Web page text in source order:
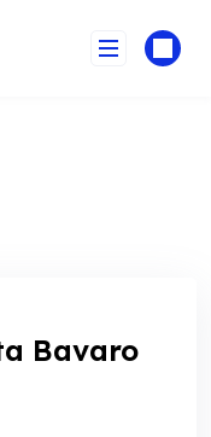
Bavaro